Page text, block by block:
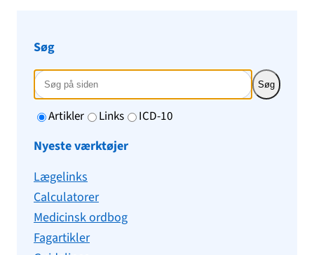
Søg
Søg
Artikler Links
ICD-10
Nyeste værktøjer
Lægelinks
Calculatorer
Medicinsk ordbog
Fagartikler